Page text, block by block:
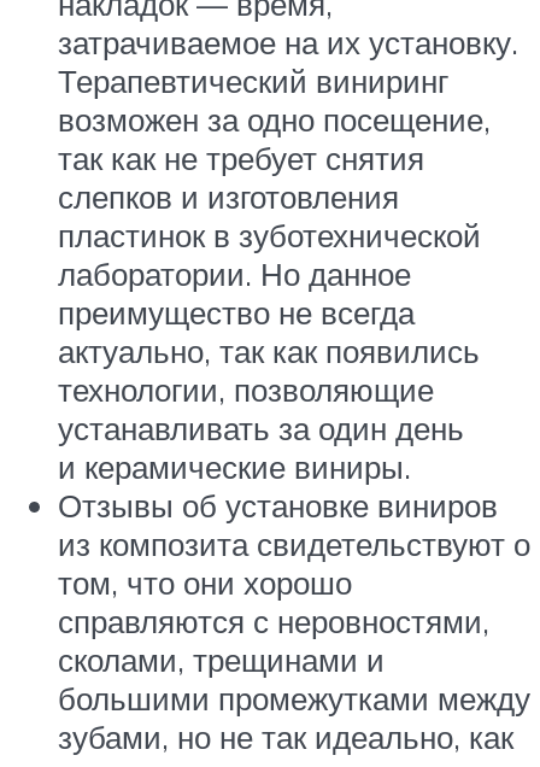
затрачиваемое на их установку.
Терапевтический виниринг
возможен за одно посещение,
так как не требует снятия
слепков и изготовления
пластинок в зуботехнической
лаборатории. Но данное
преимущество не всегда
актуально, так как появились
технологии, позволяющие
устанавливать за один день
и керамические виниры.
Отзывы об установке виниров
из композита свидетельствуют о
том, что они хорошо
справляются с неровностями,
сколами, трещинами и
большими промежутками между
зубами, но не так идеально, как